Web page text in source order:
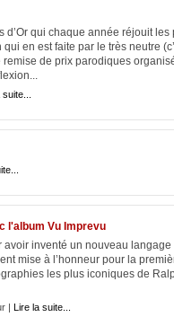
qui chaque année réjouit les
en est faite par le très neutre
de prix parodiques
l'album Vu Imprevu
inventé un nouveau
mise à l’honneur pour la
les plus iconiques de
| Lire la suite...